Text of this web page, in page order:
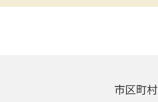
市区町村